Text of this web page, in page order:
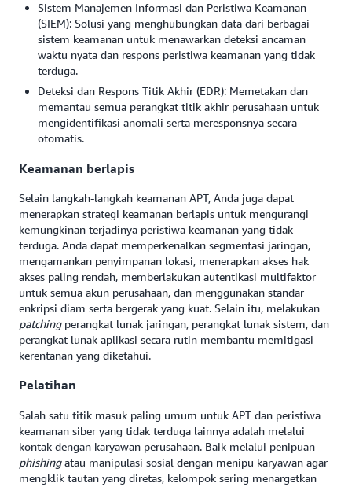
Sistem Manajemen Informasi dan Peristiwa Keamanan
(SIEM): Solusi yang menghubungkan data dari berbagai
sistem keamanan untuk menawarkan deteksi ancaman
waktu nyata dan respons peristiwa keamanan yang tidak
terduga.
Deteksi dan Respons Titik Akhir (EDR): Memetakan dan
memantau semua perangkat titik akhir perusahaan untuk
mengidentifikasi anomali serta meresponsnya secara
otomatis.
Keamanan berlapis
Selain langkah-langkah keamanan APT, Anda juga dapat
menerapkan strategi keamanan berlapis untuk mengurangi
kemungkinan terjadinya peristiwa keamanan yang tidak
terduga. Anda dapat memperkenalkan segmentasi jaringan,
mengamankan penyimpanan lokasi, menerapkan akses hak
akses paling rendah, memberlakukan autentikasi multifaktor
untuk semua akun perusahaan, dan menggunakan standar
enkripsi diam serta bergerak yang kuat. Selain itu, melakukan
patchingperangkat lunak jaringan, perangkat lunak sistem, dan
perangkat lunak aplikasi secara rutin membantu memitigasi
kerentanan yang diketahui.
Pelatihan
Salah satu titik masuk paling umum untuk APT dan peristiwa
keamanan siber yang tidak terduga lainnya adalah melalui
kontak dengan karyawan perusahaan. Baik melalui penipuan
phishingatau manipulasi sosial dengan menipu karyawan agar
mengklik tautan yang diretas, kelompok sering menargetkan